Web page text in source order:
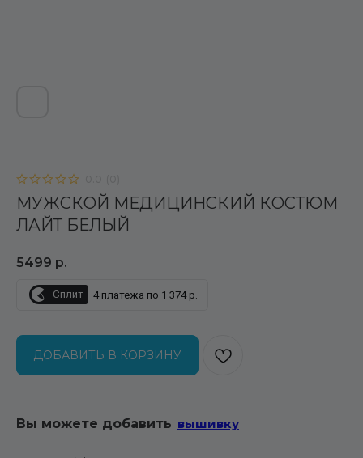
МУЖСКОЙ МЕДИЦИНСКИЙ КОСТЮМ
ЛАЙТ БЕЛЫЙ
5499 р.
Сплит 4 платежа по 1 374 р.
Вы можете добавить вышивку
ДОБАВИТЬ В КОРЗИНУ